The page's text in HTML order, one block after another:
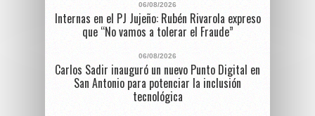
06/08/2026
Internas en el PJ Jujeño: Rubén Rivarola expreso
que “No vamos a tolerar el Fraude”
06/08/2026
Carlos Sadir inauguró un nuevo Punto Digital en
San Antonio para potenciar la inclusión
tecnológica